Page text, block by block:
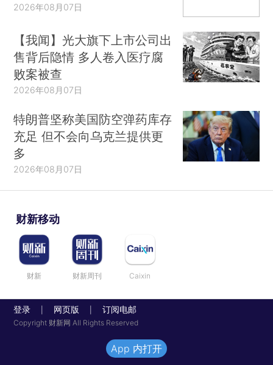
2026年08月07日
【我闻】光大旗下上市公司出
售背后隐情 多人卷入医疗腐
败案被查
2026年08月07日
特朗普坚称美国防空弹药库存
充足 但不会向乌克兰提供更
多
2026年08月07日
财新移动
财新 财新周刊 Caixin
登录 网页版 订阅电邮
Copyright 财新网 All Rights Reserved
App 内打开